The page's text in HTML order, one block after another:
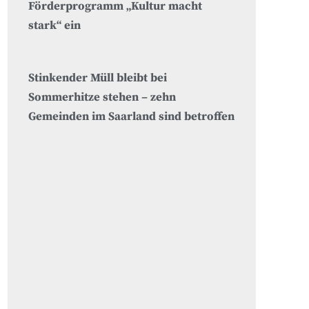
Förderprogramm „Kultur macht
stark“ ein
Stinkender Müll bleibt bei
Sommerhitze stehen – zehn
Gemeinden im Saarland sind betroffen